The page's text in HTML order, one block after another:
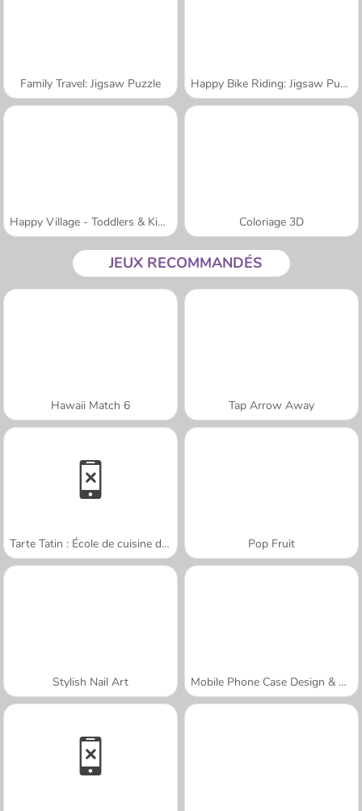
Family Travel: Jigsaw Puzzle Happy Bike Riding: Jigsaw Puzzle
Happy Village - Toddlers & Kids Educational Games Coloriage 3D
JEUX RECOMMANDÉS
Hawaii Match 6 Tap Arrow Away
Tarte Tatin : École de cuisine de Sara Pop Fruit
Stylish Nail Art Mobile Phone Case Design & DIY